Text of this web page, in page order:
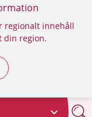
regionalt innehåll
din region.